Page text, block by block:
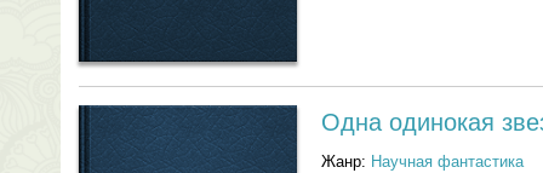
Одна одинокая
Жанр: Научная фантастика